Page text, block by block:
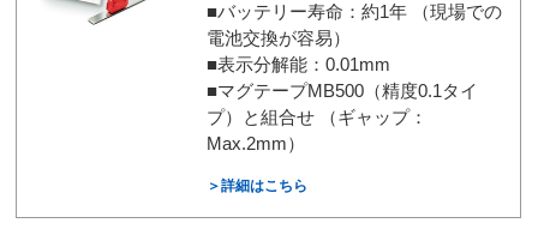
■バッテリー寿命：約1年 （現場での
電池交換が容易）
■表示分解能：0.01mm
■マグテープMB500（精度0.1タイ
プ）と組合せ （ギャップ：
Max.2mm）
＞詳細はこちら